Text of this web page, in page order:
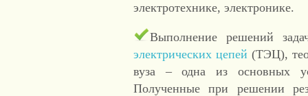
электротехнике, электронике.
Выполнение решений
электрических цепей (ТЭЦ),
вуза – одна из основных
Полученные при решении